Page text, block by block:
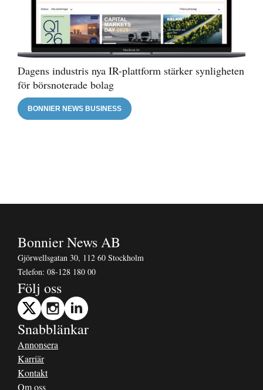
Dagens industris nya IR-plattform stärker synligheten
för börsnoterade bolag
BONNIER NEWS BUSINESS
Bonnier News AB
Gjörwellsgatan 30, 112 60 Stockholm
Telefon: 08-128 180 00
Följ oss
Snabblänkar
Annonsera
Karriär
Kontakt
Om oss